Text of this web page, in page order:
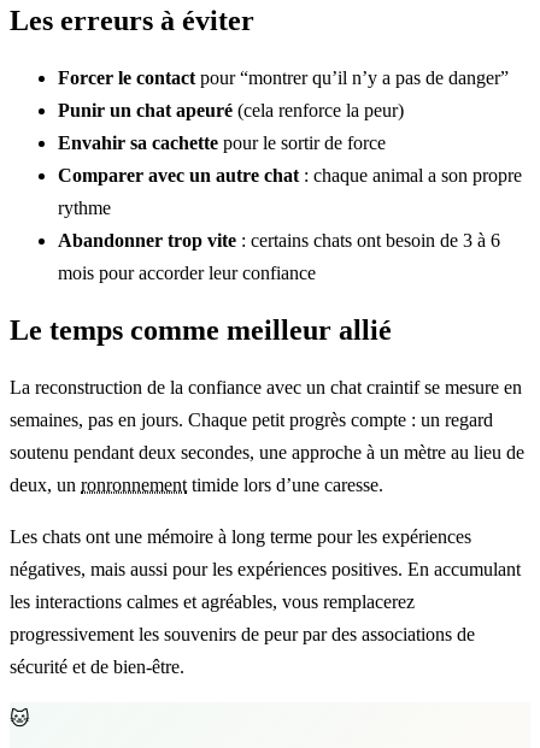
Les erreurs à éviter
Forcer le contact pour “montrer qu’il n’y a pas de danger”
Punir un chat apeuré (cela renforce la peur)
Envahir sa cachette pour le sortir de force
Comparer avec un autre chat : chaque animal a son propre
rythme
Abandonner trop vite : certains chats ont besoin de 3 à 6
mois pour accorder leur confiance
Le temps comme meilleur allié
La reconstruction de la confiance avec un chat craintif se mesure en
semaines, pas en jours. Chaque petit progrès compte : un regard
soutenu pendant deux secondes, une approche à un mètre au lieu de
deux, un ronronnement timide lors d’une caresse.
Les chats ont une mémoire à long terme pour les expériences
négatives, mais aussi pour les expériences positives. En accumulant
les interactions calmes et agréables, vous remplacerez
progressivement les souvenirs de peur par des associations de
sécurité et de bien-être.
🐱